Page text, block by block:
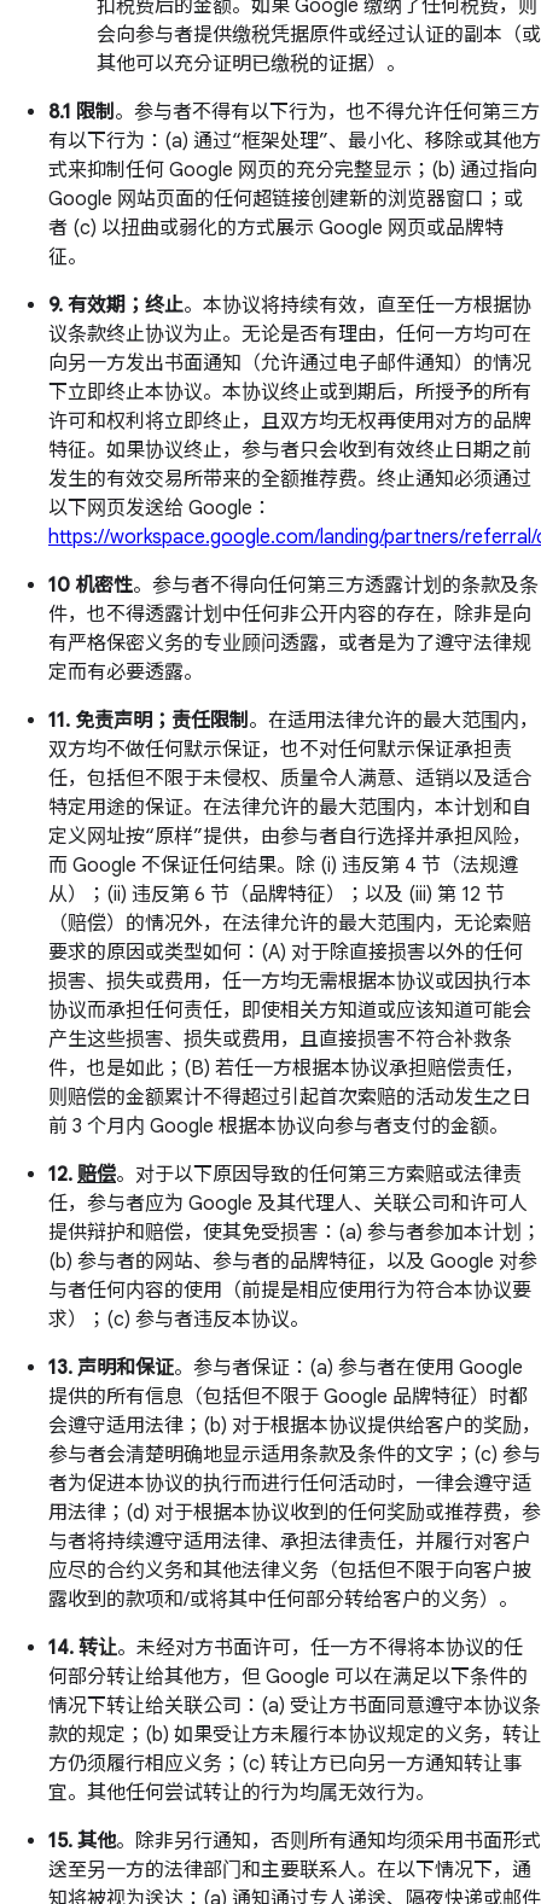
扣税费后的金额。如果 Google 缴纳了任何税费，则
会向参与者提供缴税凭据原件或经过认证的副本（或
其他可以充分证明已缴税的证据）。
8.1 限制。参与者不得有以下行为，也不得允许任何第三方
有以下行为：(a) 通过“框架处理”、最小化、移除或其他方
式来抑制任何 Google 网页的充分完整显示；(b) 通过指向
Google 网站页面的任何超链接创建新的浏览器窗口；或
者 (c) 以扭曲或弱化的方式展示 Google 网页或品牌特
征。
9. 有效期；终止。本协议将持续有效，直至任一方根据协
议条款终止协议为止。无论是否有理由，任何一方均可在
向另一方发出书面通知（允许通过电子邮件通知）的情况
下立即终止本协议。本协议终止或到期后，所授予的所有
许可和权利将立即终止，且双方均无权再使用对方的品牌
特征。如果协议终止，参与者只会收到有效终止日期之前
发生的有效交易所带来的全额推荐费。终止通知必须通过
以下网页发送给 Google：
https://workspace.google.com/landing/partners/
10 机密性。参与者不得向任何第三方透露计划的条款及条
件，也不得透露计划中任何非公开内容的存在，除非是向
有严格保密义务的专业顾问透露，或者是为了遵守法律规
定而有必要透露。
11. 免责声明；责任限制。在适用法律允许的最大范围内，
双方均不做任何默示保证，也不对任何默示保证承担责
任，包括但不限于未侵权、质量令人满意、适销以及适合
特定用途的保证。在法律允许的最大范围内，本计划和自
定义网址按“原样”提供，由参与者自行选择并承担风险，
而 Google 不保证任何结果。除 (i) 违反第 4 节（法规遵
从）；(ii) 违反第 6 节（品牌特征）；以及 (iii) 第 12 节
（赔偿）的情况外，在法律允许的最大范围内，无论索赔
要求的原因或类型如何：(A) 对于除直接损害以外的任何
损害、损失或费用，任一方均无需根据本协议或因执行本
协议而承担任何责任，即使相关方知道或应该知道可能会
产生这些损害、损失或费用，且直接损害不符合补救条
件，也是如此；(B) 若任一方根据本协议承担赔偿责任，
则赔偿的金额累计不得超过引起首次索赔的活动发生之日
前 3 个月内 Google 根据本协议向参与者支付的金额。
12. 赔偿。对于以下原因导致的任何第三方索赔或法律责
任，参与者应为 Google 及其代理人、关联公司和许可人
提供辩护和赔偿，使其免受损害：(a) 参与者参加本计划；
(b) 参与者的网站、参与者的品牌特征，以及 Google 对参
与者任何内容的使用（前提是相应使用行为符合本协议要
求）；(c) 参与者违反本协议。
13. 声明和保证。参与者保证：(a) 参与者在使用 Google
提供的所有信息（包括但不限于 Google 品牌特征）时都
会遵守适用法律；(b) 对于根据本协议提供给客户的奖励，
参与者会清楚明确地显示适用条款及条件的文字；(c) 参与
者为促进本协议的执行而进行任何活动时，一律会遵守适
用法律；(d) 对于根据本协议收到的任何奖励或推荐费，参
与者将持续遵守适用法律、承担法律责任，并履行对客户
应尽的合约义务和其他法律义务（包括但不限于向客户披
露收到的款项和/或将其中任何部分转给客户的义务）。
14. 转让。未经对方书面许可，任一方不得将本协议的任
何部分转让给其他方，但 Google 可以在满足以下条件的
情况下转让给关联公司：(a) 受让方书面同意遵守本协议条
款的规定；(b) 如果受让方未履行本协议规定的义务，转让
方仍须履行相应义务；(c) 转让方已向另一方通知转让事
宜。其他任何尝试转让的行为均属无效行为。
15. 其他。除非另行通知，否则所有通知均须采用书面形式
送至另一方的法律部门和主要联系人。在以下情况下，通